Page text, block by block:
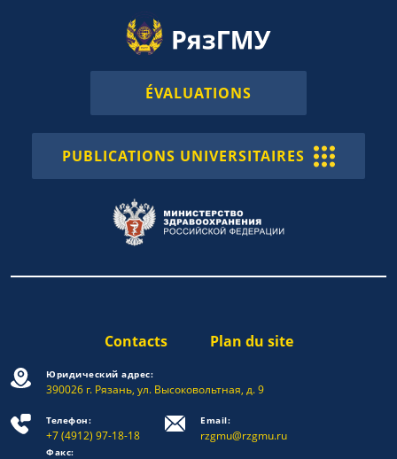
ÉVALUATIONS
PUBLICATIONS UNIVERSITAIRES
Contacts Plan du site
Юридический адрес:
390026 г. Рязань, ул. Высоковольтная, д. 9
Телефон:
+7 (4912) 97-18-18
Факс:
Email:
rzgmu@rzgmu.ru